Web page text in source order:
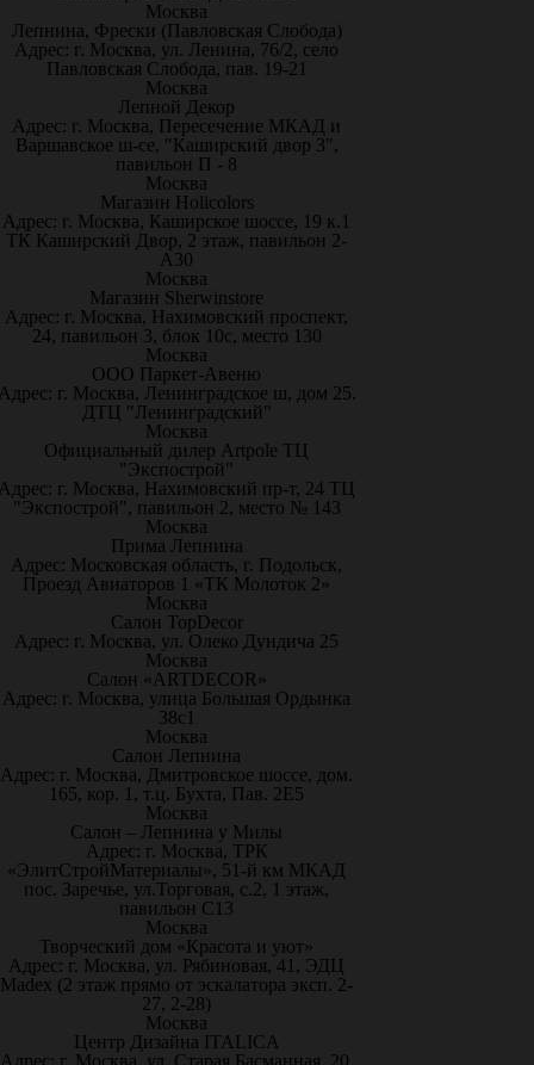
Москва
Лепнина, Фрески (Павловская Слобода)
Адрес: г. Москва, ул. Ленина, 76/2, село
Павловская Слобода, пав. 19-21
Москва
Лепной Декор
Адрес: г. Москва, Пересечение МКАД и
Варшавское ш-се, "Каширский двор 3",
павильон П - 8
Москва
Магазин Holicolors
Адрес: г. Москва, Каширское шоссе, 19 к.1
ТК Каширский Двор, 2 этаж, павильон 2-
А30
Москва
Магазин Sherwinstore
Адрес: г. Москва, Нахимовский проспект,
24, павильон 3, блок 10с, место 130
Москва
ООО Паркет-Авeню
г. Москва, Ленинградское ш, дом 25.
ДТЦ "Ленинградский"
Москва
Официальный дилер Artpole ТЦ
"Экспострой"
г. Москва, Нахимовский пр-т, 24 ТЦ
"Экспострой", павильон 2, место № 143
Москва
Прима Лепнина
Адрес: Московская область, г. Подольск,
Проезд Авиаторов 1 «ТК Молоток 2»
Москва
Салон TopDecor
Адрес: г. Москва, ул. Олеко Дундича 25
Москва
Салон «ARTDECOR»
Адрес: г. Москва, улица Большая Ордынка
38с1
Москва
Салон Лепнина
Адрес: г. Москва, Дмитровское шоссе, дом.
165, кор. 1, т.ц. Бухта, Пав. 2Е5
Москва
Салон – Лепнина у Милы
Адрес: г. Москва, ТРК
«ЭлитСтройМатериалы», 51-й км МКАД
пос. Заречье, ул.Торговая, с.2, 1 этаж,
павильон С13
Москва
Творческий дом «Красота и уют»
Адрес: г. Москва, ул. Рябиновая, 41, ЭДЦ
Madex (2 этаж прямо от эскалатора эксп. 2-
27, 2-28)
Москва
Центр Дизайна ITALICA
Адрес: г. Москва, ул. Старая Басманная, 20,